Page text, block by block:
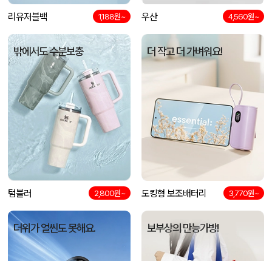
리유저블백 1,188원~ 우산 4,560원~
밖에서도 수분보충
텀블러 2,800원~
더 작고 더 가벼워요!
도킹형 보조배터리 3,770원~
더위가 얼씬도 못해요. 보부상의 만능가방!